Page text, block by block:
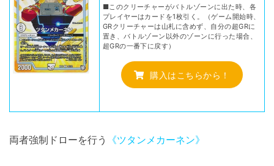
■このクリーチャーがバトルゾーンに出た時、各
プレイヤーはカードを1枚引く。（ゲーム開始時、
GRクリーチャーは山札に含めず、自分の超GRに
置き、バトルゾーン以外のゾーンに行った場合、
超GRの一番下に戻す）
購入はこちらから！
両者強制ドローを行う 《ツタンメカーネン》